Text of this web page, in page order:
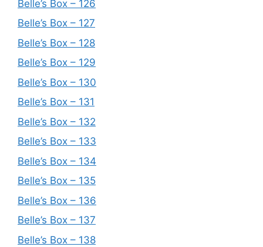
Belle’s Box – 126
Belle’s Box – 127
Belle’s Box – 128
Belle’s Box – 129
Belle’s Box – 130
Belle’s Box – 131
Belle’s Box – 132
Belle’s Box – 133
Belle’s Box – 134
Belle’s Box – 135
Belle’s Box – 136
Belle’s Box – 137
Belle’s Box – 138